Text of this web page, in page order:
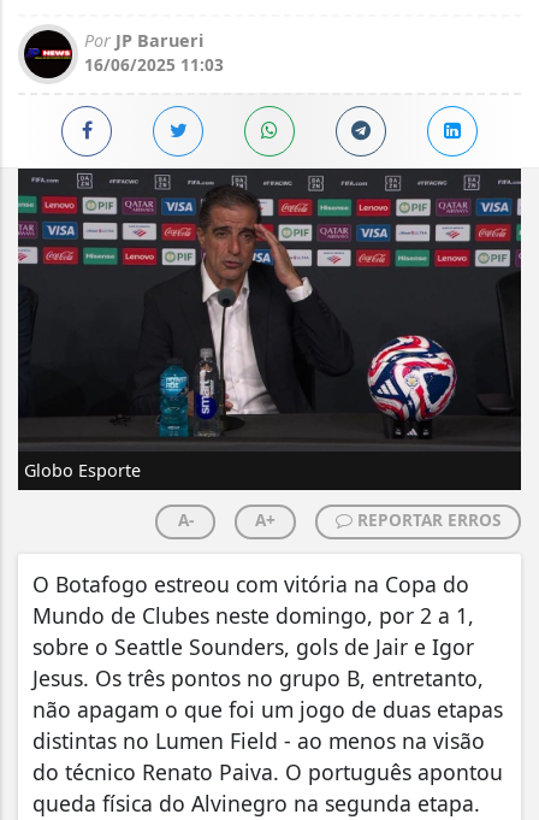
Por JP Barueri
16/06/2025 11:03
Globo Esporte
A- A+ REPORTAR ERROS
O Botafogo estreou com vitória na Copa do
Mundo de Clubes neste domingo, por 2 a 1,
sobre o Seattle Sounders, gols de Jair e Igor
Jesus. Os três pontos no grupo B, entretanto,
não apagam o que foi um jogo de duas etapas
distintas no Lumen Field - ao menos na visão
do técnico Renato Paiva. O português apontou
queda física do Alvinegro na segunda etapa.